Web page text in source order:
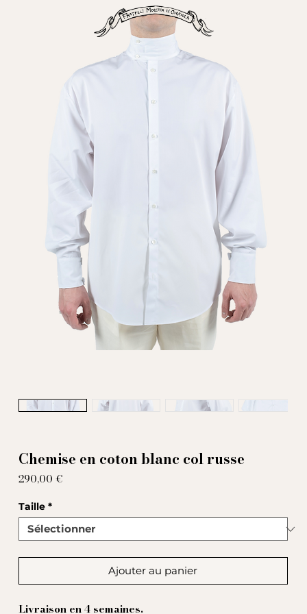
Chemise en coton blanc col russe
290,00 €
Taille *
Ajouter au panier
Livraison en 4 semaines.